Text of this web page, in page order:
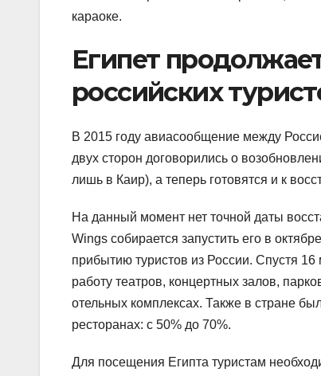
караоке.
Египет
российских
В 2015 году авиасообщение между
двух сторон договорились о
лишь в Каир), а теперь готовятся и к
На данный момент нет точной даты
Wings собирается запустить его в
прибытию туристов из России. Спустя
работу театров, концертных залов,
отельных комплексах. Также в стране
ресторанах: с 50% до 70%.
Для посещения Египта туристам